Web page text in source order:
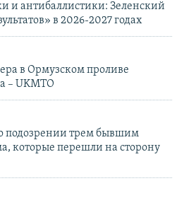
и антибаллистики: Зеленский
в 2026-2027 годах
в Ормузском проливе
– UKMTO
подозрении трем бывшим
которые перешли на сторону